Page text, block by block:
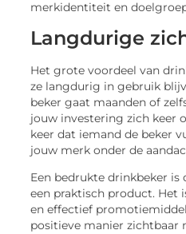
merkidentiteit en
Langdurige
Het grote voordeel van
ze langdurig in gebruik
beker gaat maanden of
jouw investering zich keer
keer dat iemand de beker
jouw merk onder de
Een bedrukte drinkbeker is
een praktisch product. Het
en effectief
positieve manier zichtbaar